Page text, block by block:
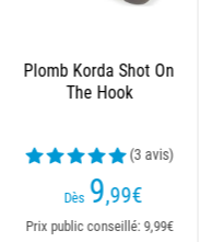
Krimps Korda
(24 avis)
6,29€ Dès
Prix public conseillé: 6,29€